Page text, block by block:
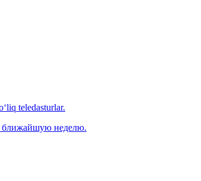
teledasturlar.
ближайшую неделю.